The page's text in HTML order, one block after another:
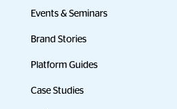
Events & Seminars
Brand Stories
Platform Guides
Case Studies